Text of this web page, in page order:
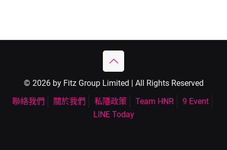
© 2026 by Fitz Group Limited | All Rights Reserved
聯絡我們
關於我們 私隱政策 Team HNR
9 Event
LINE Today